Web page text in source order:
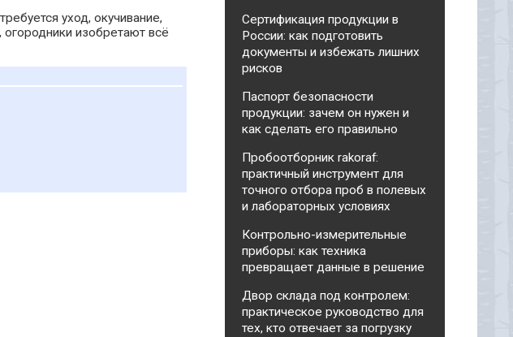
уход, окучивание,
изобретают всё
Сертификация продукции в
России: как подготовить
документы и избежать лишних
рисков
Паспорт безопасности
продукции: зачем он нужен и
как сделать его правильно
Пробоотборник rakoraf:
практичный инструмент для
точного отбора проб в полевых
и лабораторных условиях
Контрольно-измерительные
приборы: как техника
превращает данные в решение
Двор склада под контролем:
практическое руководство для
тех, кто отвечает за погрузку